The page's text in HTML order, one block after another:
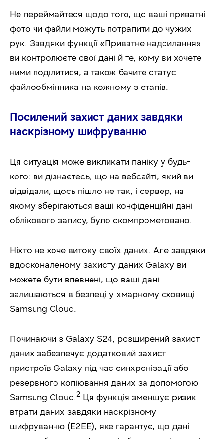
Не переймайтеся щодо того, що ваші приватні
фото чи файли можуть потрапити до чужих
рук. Завдяки функції «Приватне надсилання»
ви контролюєте свої дані й те, кому ви хочете
ними поділитися, а також бачите статус
файлообмінника на кожному з етапів.
Посилений захист даних завдяки
наскрізному шифруванню
Ця ситуація може викликати паніку у будь-
кого: ви дізнаєтесь, що на вебсайті, який ви
відвідали, щось пішло не так, і сервер, на
якому зберігаються ваші конфіденційні дані
облікового запису, було скомпрометовано.
Ніхто не хоче витоку своїх даних. Але завдяки
вдосконаленому захисту даних Galaxy ви
можете бути впевнені, що ваші дані
залишаються в безпеці у хмарному сховищі
Samsung Cloud.
Починаючи з Galaxy S24, розширений захист
даних забезпечує додатковий захист
пристроїв Galaxy під час синхронізації або
резервного копіювання даних за допомогою
Samsung Cloud.2 Ця функція зменшує ризик
втрати даних завдяки наскрізному
шифруванню (E2EE), яке гарантує, що дані